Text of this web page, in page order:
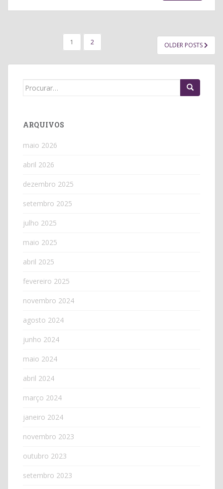
PAGINAÇÃO
POSTS
1 2 OLDER POSTS
Search
ARQUIVOS
maio 2026
abril 2026
dezembro 2025
setembro 2025
julho 2025
maio 2025
abril 2025
fevereiro 2025
novembro 2024
agosto 2024
junho 2024
maio 2024
abril 2024
março 2024
janeiro 2024
novembro 2023
outubro 2023
setembro 2023